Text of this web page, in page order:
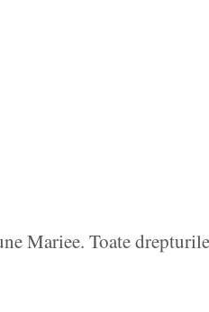
Mariee. Toate